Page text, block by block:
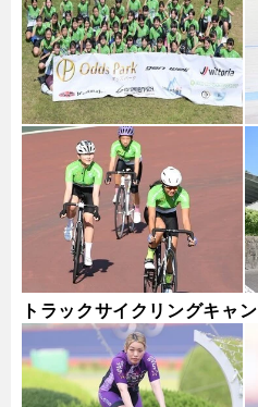
トラックサイクリングキャ